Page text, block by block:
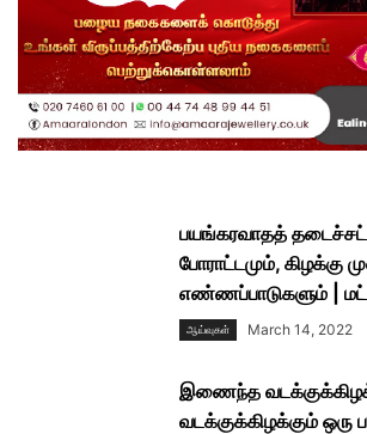
பயங்கரவாதத்
போராட்டமும், கிழக்கு
எண்ணப்பாடுகளும் |
ஆய்வுகள் March 14, 2022
இணைந்த
வடக்குக்கிழக்கும் ஒரு